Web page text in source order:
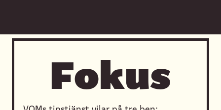
Fokus